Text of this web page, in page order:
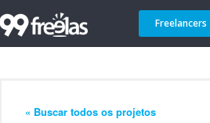
Freelancers
« Buscar todos os projetos